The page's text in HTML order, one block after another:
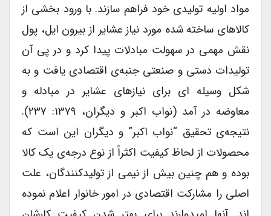
مواد اولیه تولیدی خود فراهم سازند. با ورود بخشی از
کالاهای ساخته شده مورد نیاز عشایر از بیرون ایل، پول
نقش مهمی در سهولت مبادلات پیدا کرد و در پی آن
تولیدات دستی و صنعتی جنبه‌ی اقتصادی یافت و به
شکل وسیله ای برای نیازهای عشایر در مبادله و
معاوضه در آمد (نواب اکبر و دیگران، ۱۳۷۹: ۲۳۷).
نتیجه‌ی تحقیق “نواب اکبر” و دیگران این است که
محصولات از لحاظ کیفیت اکثراً از نوع درجه‌ی یک کالا
بوده و هم چنین بیش از نیمی از تولیدکنندگان، علت
اصلی را مشارکت اقتصادی در امور خانوار اعلام نموده